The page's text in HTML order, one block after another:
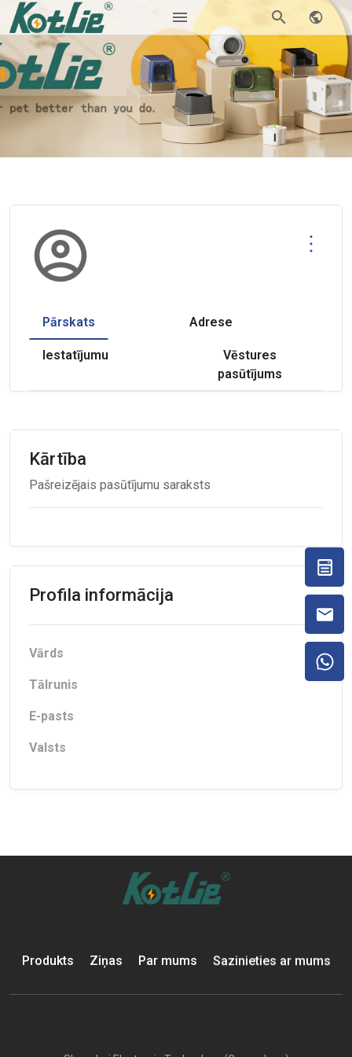
Pārskats Adrese
Iestatījumu
Vēstures
pasūtījums
Kārtība
Pašreizējais pasūtījumu saraksts
Profila informācija
Vārds
Tālrunis
E-pasts
Valsts
Produkts Ziņas Par mums Sazinieties ar mums